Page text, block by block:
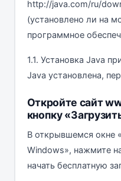
http://java.com/ru/
(установлено ли на
программное
1.1. Установка Java
Java установлена,
Откройте сайт
кнопку
В открывшемся окне
Windows», нажмите
начать бесплатную